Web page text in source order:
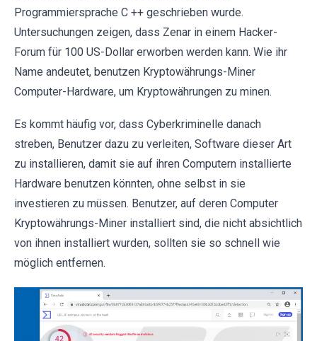
Programmiersprache C ++ geschrieben wurde.
Untersuchungen zeigen, dass Zenar in einem Hacker-
Forum für 100 US-Dollar erworben werden kann. Wie ihr
Name andeutet, benutzen Kryptowährungs-Miner
Computer-Hardware, um Kryptowährungen zu minen.
Es kommt häufig vor, dass Cyberkriminelle danach
streben, Benutzer dazu zu verleiten, Software dieser Art
zu installieren, damit sie auf ihren Computern installierte
Hardware benutzen könnten, ohne selbst in sie
investieren zu müssen. Benutzer, auf deren Computer
Kryptowährungs-Miner installiert sind, die nicht absichtlich
von ihnen installiert wurden, sollten sie so schnell wie
möglich entfernen.